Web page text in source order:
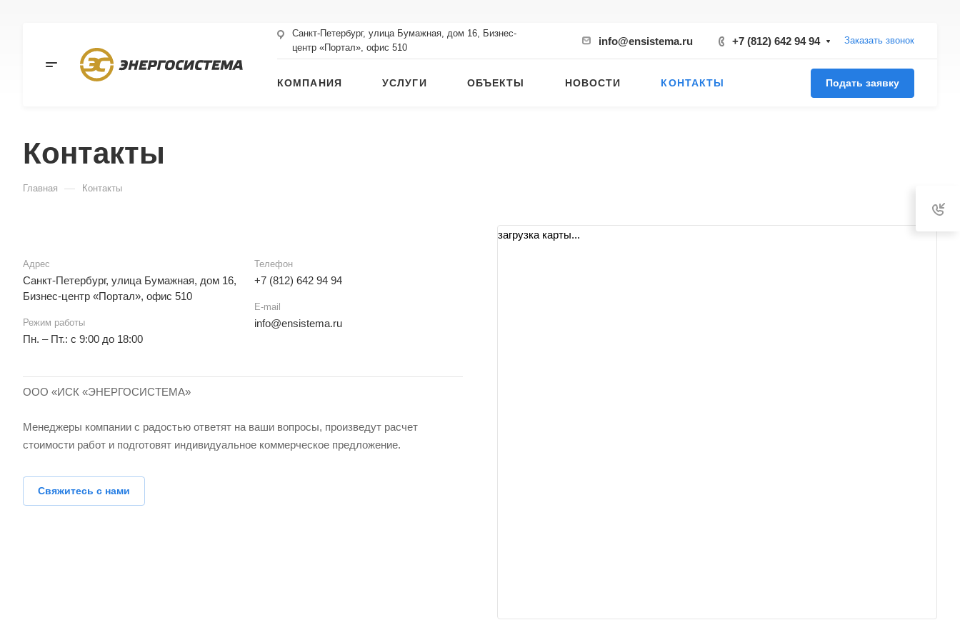
Санкт-Петербург, улица Бумажная, дом 16, Бизнес-
центр «Портал», офис 510
info@ensistema.ru +7 (812) 642 94 94 Заказать звонок
КОМПАНИЯ УСЛУГИ ОБЪЕКТЫ НОВОСТИ КОНТАКТЫ Подать заявку
Контакты
Главная — Контакты
Адрес
Санкт-Петербург, улица Бумажная, дом 16,
Бизнес-центр «Портал», офис 510
Режим работы
Пн. – Пт.: с 9:00 до 18:00
Телефон
+7 (812) 642 94 94
E-mail
info@ensistema.ru
ООО «ИСК «ЭНЕРГОСИСТЕМА»
Менеджеры компании с радостью ответят на ваши вопросы, произведут расчет
стоимости работ и подготовят индивидуальное коммерческое предложение.
Свяжитесь с нами
загрузка карты...